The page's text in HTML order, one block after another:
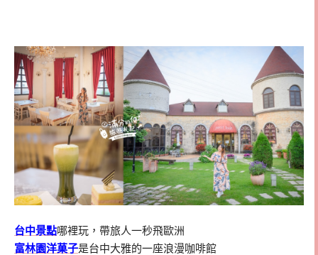
台中景點哪裡玩，帶旅人一秒飛歐洲
富林園洋菓子是台中大雅的一座浪漫咖啡館